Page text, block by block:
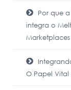
Por que
integra o
O Papel Vital